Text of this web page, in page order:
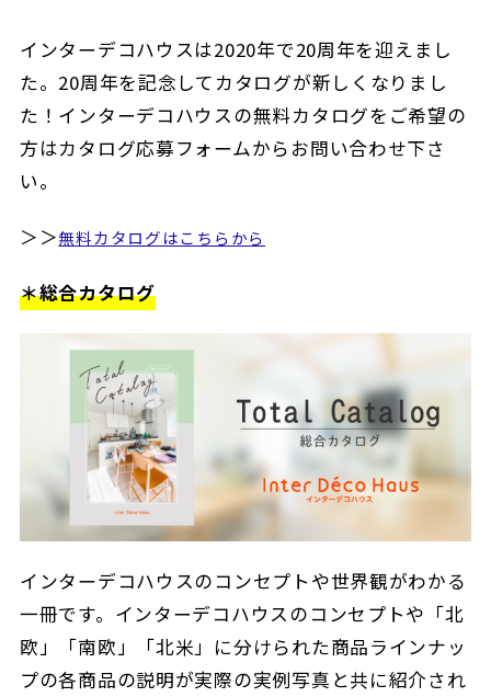
インターデコハウスは2020年で20周年を迎えまし
た。20周年を記念してカタログが新しくなりまし
た！インターデコハウスの無料カタログをご希望の
方はカタログ応募フォームからお問い合わせ下さ
い。
＞＞無料カタログはこちらから
＊総合カタログ
インターデコハウスのコンセプトや世界観がわかる
一冊です。インターデコハウスのコンセプトや「北
欧」「南欧」「北米」に分けられた商品ラインナッ
プの各商品の説明が実際の実例写真と共に紹介され